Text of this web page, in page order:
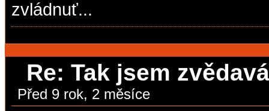
zvládnuť...
Re: Tak jsem
Před 9 rok, 2 měsíce